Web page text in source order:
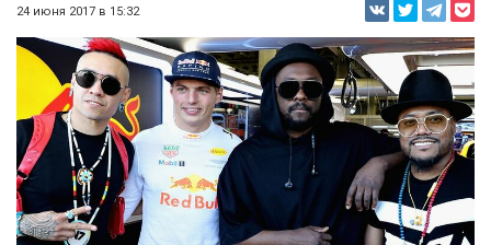
24 июня 2017 в 15:32